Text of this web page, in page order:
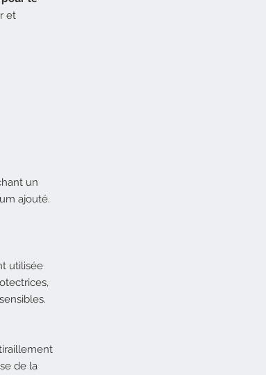
et
un
ajouté.
utilisée
de la